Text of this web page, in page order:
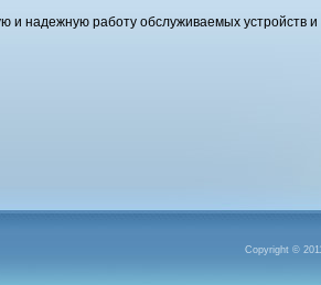
и надежную работу обслуживаемых устройств и
Copyright ©